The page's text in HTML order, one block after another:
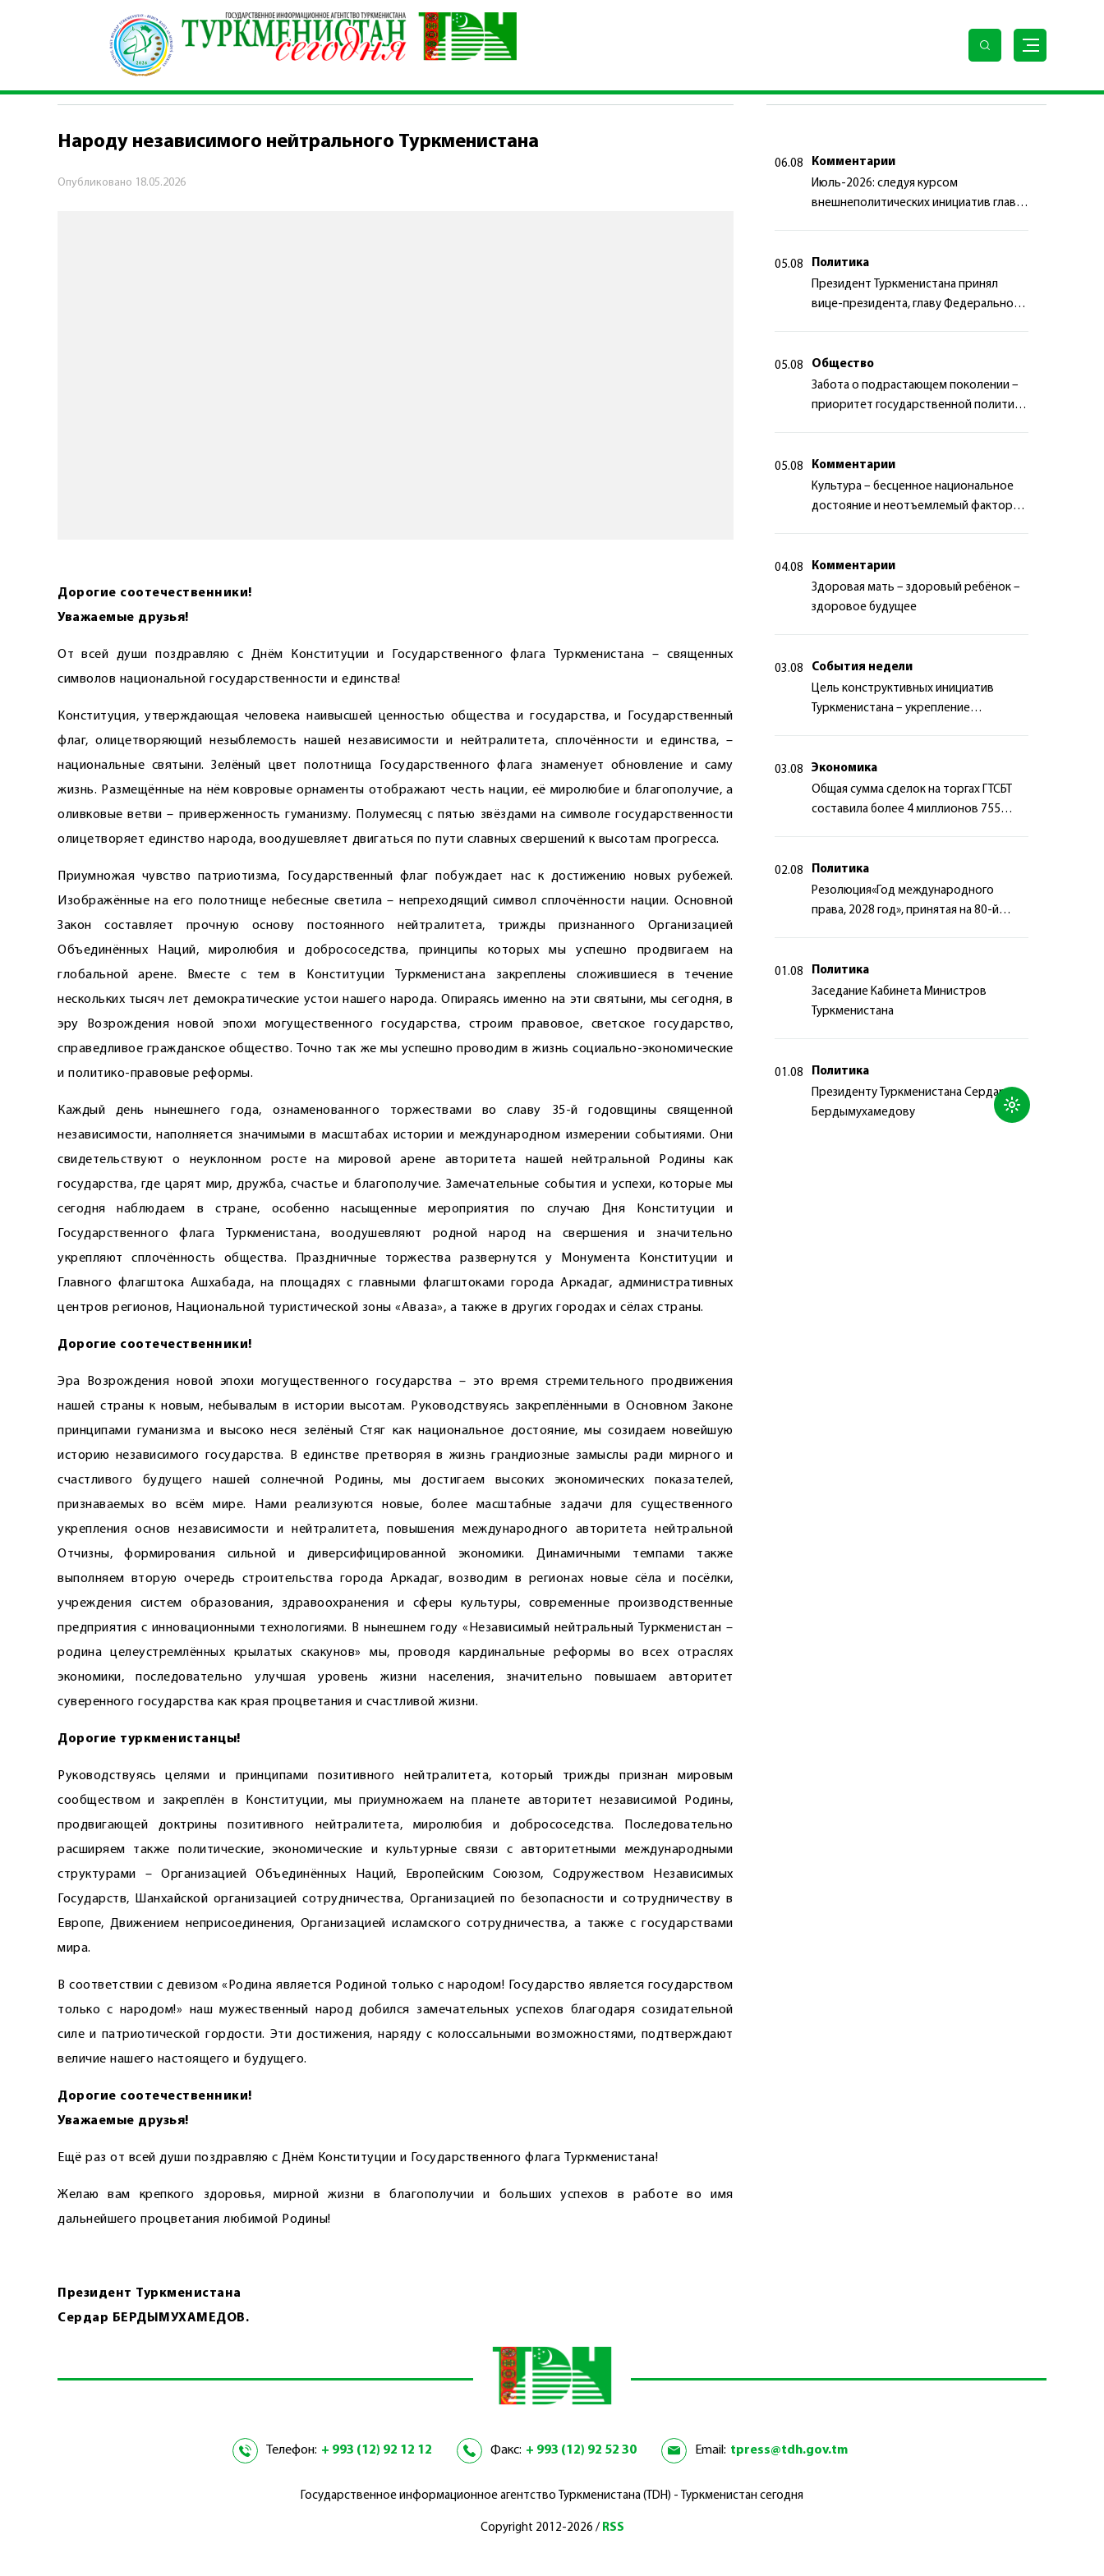
\ Политика \ Народу независимого нейтрального Туркменистана
ПОЛИТИКА
Народу независимого нейтрального Туркменистана
Опубликовано 18.05.2026
Дорогие соотечественники!
Уважаемые друзья!
От всей души поздравляю с Днём Конституции и Государственного флага Туркменистана – священных
символов национальной государственности и единства!
Конституция, утверждающая человека наивысшей ценностью общества и государства, и Государственный
флаг, олицетворяющий незыблемость нашей независимости и нейтралитета, сплочённости и единства, –
нацио­нальные святыни. Зелёный цвет полотнища Государственного флага знаменует обновление и саму
жизнь. Размещённые на нём ковровые орнаменты отображают честь нации, её миролюбие и благополучие, а
оливковые ветви – приверженность гуманизму. Полумесяц с пятью звёздами на символе государственности
олицетворяет единство народа, воодушевляет двигаться по пути славных свершений к высотам прогресса.
Приумножая чувство патриотизма, Государственный флаг побуждает нас к достижению новых рубежей.
Изображённые на его полотнище небесные светила – непреходящий символ сплочённости нации. Основной
Закон составляет прочную основу постоянного нейтралитета, трижды признанного Организацией
Объединённых Наций, миролюбия и добрососедства, принципы которых мы успешно продвигаем на
глобальной арене. Вместе с тем в Конституции Туркменистана закреплены сложившиеся в течение
нескольких тысяч лет демократические устои нашего народа. Опираясь именно на эти святыни, мы сегодня, в
эру Возрождения новой эпохи могущественного государства, строим правовое, светское государство,
справедливое гражданское общество. Точно так же мы успешно проводим в жизнь социально-экономические
и политико-правовые реформы.
Каждый день нынешнего года, ознаменованного торжествами во славу 35-й годовщины священной
независимости, наполняется значимыми в масштабах истории и международном измерении событиями. Они
свидетельствуют о неуклонном росте на мировой арене авторитета нашей нейтральной Родины как
государства, где царят мир, дружба, счастье и благополучие. Замечательные события и успехи, которые мы
сегодня наблюдаем в стране, особенно насыщенные мероприятия по случаю Дня Конституции и
Государственного флага Туркменистана, воодушевляют родной народ на свершения и значительно
укрепляют сплочённость общества. Праздничные торжества развернутся у Монумента Конституции и
Главного флагштока Ашхабада, на площадях с главными флагштоками города Аркадаг, административных
центров регионов, Национальной туристической зоны «Аваза», а также в других городах и сёлах страны.
Дорогие соотечественники!
Эра Возрождения новой эпохи могущественного государства – это время стремительного продвижения
нашей страны к новым, небывалым в истории высотам. Руководствуясь закреплёнными в Основном Законе
принципами гуманизма и высоко неся зелёный Стяг как национальное достояние, мы созидаем новейшую
историю независимого государства. В единстве претворяя в жизнь грандиозные замыслы ради мирного и
счастливого будущего нашей солнечной Родины, мы достигаем высоких экономических показателей,
признаваемых во всём мире. Нами реализуются новые, более масштабные задачи для существенного
укрепления основ независимости и нейтралитета, повышения международного авторитета нейтральной
Отчизны, формирования сильной и диверсифицированной экономики. Динамичными темпами также
выполняем вторую очередь строительства города Аркадаг, возводим в регионах новые сёла и посёлки,
учреждения систем образования, здравоохранения и сферы культуры, современные производственные
предприятия с инновационными технологиями. В нынешнем году «Независимый нейтральный Туркменистан –
родина целеустремлённых крылатых скакунов» мы, проводя кардинальные реформы во всех отраслях
экономики, последовательно улучшая уровень жизни населения, значительно повышаем авторитет
суверенного государства как края процветания и счастливой жизни.
Дорогие туркменистанцы!
Руководствуясь целями и принципами позитивного нейтралитета, который трижды признан мировым
сообществом и закреплён в Конституции, мы приумножаем на планете авторитет независимой Родины,
продвигающей доктрины позитивного нейтралитета, миролюбия и добрососедства. Последовательно
расширяем также политические, экономические и культурные связи с авторитетными международными
структурами – Организацией Объединённых Наций, Европейским Союзом, Содружеством Независимых
Государств, Шанхайской организацией сотрудничества, Организацией по безопасности и сотрудничеству в
Европе, Движением неприсоединения, Организацией исламского сотрудничества, а также с государствами
мира.
В соответствии с девизом «Родина является Родиной только с народом! Государство является государством
только с народом!» наш мужественный народ добился замечательных успехов благодаря созидательной
силе и патрио­тической гордости. Эти достижения, наряду с колоссальными возможностями, подтверждают
величие нашего настоящего и будущего.
Дорогие соотечественники!
Уважаемые друзья!
Ещё раз от всей души поздравляю с Днём Конституции и Государственного флага Туркменистана!
Желаю вам крепкого здоровья, мирной жизни в благополучии и больших успехов в работе во имя
дальнейшего процветания любимой Родины!
Президент Туркменистана
Сердар БЕРДЫМУХАМЕДОВ.
06.08
Комментарии
Июль-2026: следуя курсом
внешнеполитических инициатив главы
05.08
Политика
Президент Туркменистана принял
вице-президента, главу Федерального
05.08
Общество
Забота о подрастающем поколении –
приоритет государственной политики
05.08
Комментарии
Культура – бесценное национальное
достояние и неотъемлемый фактор
04.08
Комментарии
Здоровая мать – здоровый ребёнок –
здоровое будущее
03.08
События недели
Цель конструктивных инициатив
Туркменистана – укрепление
03.08
Экономика
Общая сумма сделок на торгах ГТСБТ
составила более 4 миллионов 755
02.08
Политика
Резолюция«Год международного
права, 2028 год», принятая на 80-й
01.08
Политика
Заседание Кабинета Министров
Туркменистана
01.08
Политика
Президенту Туркменистана Сердару
Бердымухамедову
Телефон: + 993 (12) 92 12 12 Факс: + 993 (12) 92 52 30 Email: tpress@tdh.gov.tm
Государственное информационное агентство Туркменистана (TDH) - Туркменистан сегодня
Copyright 2012-2026 / RSS